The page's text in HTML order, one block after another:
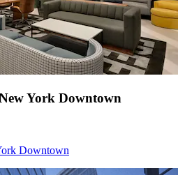
York Downtown
Downtown